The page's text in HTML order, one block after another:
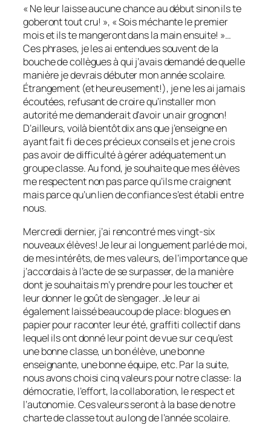
« Ne leur laisse aucune chance au début sinon ils te
goberont tout cru! », « Sois méchante le premier
mois et ils te mangeront dans la main ensuite! »…
Ces phrases, je les ai entendues souvent de la
bouche de collègues à qui j’avais demandé de quelle
manière je devrais débuter mon année scolaire.
Étrangement (et heureusement!), je ne les ai jamais
écoutées, refusant de croire qu’installer mon
autorité me demanderait d’avoir un air grognon!
D’ailleurs, voilà bientôt dix ans que j’enseigne en
ayant fait fi de ces précieux conseils et je ne crois
pas avoir de difficulté à gérer adéquatement un
groupe classe. Au fond, je souhaite que mes élèves
me respectent non pas parce qu’ils me craignent
mais parce qu’un lien de confiance s’est établi entre
nous.
Mercredi dernier, j’ai rencontré mes vingt-six
nouveaux élèves! Je leur ai longuement parlé de moi,
de mes intérêts, de mes valeurs, de l’importance que
j’accordais à l’acte de se surpasser, de la manière
dont je souhaitais m’y prendre pour les toucher et
leur donner le goût de s’engager. Je leur ai
également laissé beaucoup de place: blogues en
papier pour raconter leur été, graffiti collectif dans
lequel ils ont donné leur point de vue sur ce qu’est
une bonne classe, un bon élève, une bonne
enseignante, une bonne équipe, etc. Par la suite,
nous avons choisi cinq valeurs pour notre classe: la
démocratie, l’effort, la collaboration, le respect et
l’autonomie. Ces valeurs seront à la base de notre
charte de classe tout au long de l’année scolaire.